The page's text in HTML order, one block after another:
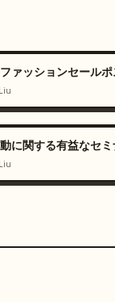
ァッションセール
に関する有益なセ